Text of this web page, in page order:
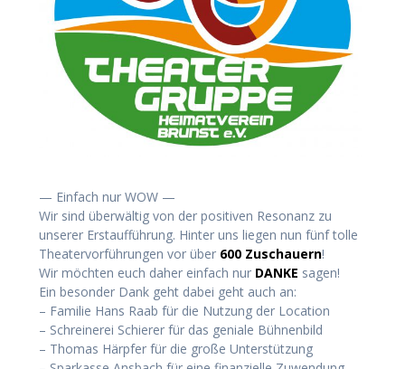
— Einfach nur WOW —
Wir sind überwältig von der positiven Resonanz zu
unserer Erstaufführung. Hinter uns liegen nun fünf tolle
Theatervorführungen vor über 600 Zuschauern!
Wir möchten euch daher einfach nur DANKE sagen!
Ein besonder Dank geht dabei geht auch an:
– Familie Hans Raab für die Nutzung der Location
– Schreinerei Schierer für das geniale Bühnenbild
– Thomas Härpfer für die große Unterstützung